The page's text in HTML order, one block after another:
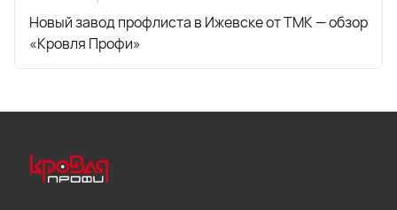
Новый завод профлиста в Ижевске от ТМК — обзор
«Кровля Профи»